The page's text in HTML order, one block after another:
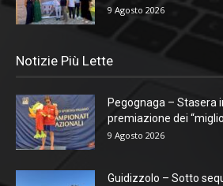
9 Agosto 2026
Notizie Più Lette
Pegognaga – Stasera
premiazione dei
9 Agosto 2026
Guidizzolo – Sotto